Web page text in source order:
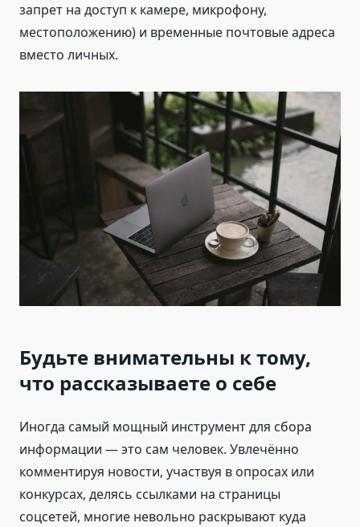
запрет на доступ к камере, микрофону,
местоположению) и временные почтовые адреса
вместо личных.
Будьте внимательны к тому,
что рассказываете о себе
Иногда самый мощный инструмент для сбора
информации — это сам человек. Увлечённо
комментируя новости, участвуя в опросах или
конкурсах, делясь ссылками на страницы
соцсетей, многие невольно раскрывают куда